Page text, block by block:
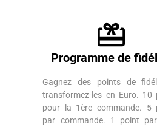
Programme de
Gagnez des points de
transformez-les en Euro. 10
pour la 1ère commande. 5
par commande. 1 point